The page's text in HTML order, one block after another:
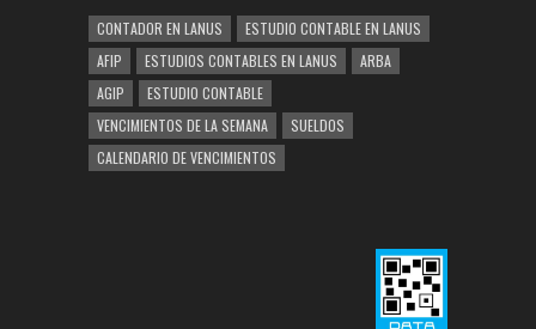
CONTADOR EN LANUS
ESTUDIO CONTABLE EN LANUS
AFIP
ESTUDIOS CONTABLES EN LANUS
ARBA
AGIP
ESTUDIO CONTABLE
VENCIMIENTOS DE LA SEMANA
SUELDOS
CALENDARIO DE VENCIMIENTOS